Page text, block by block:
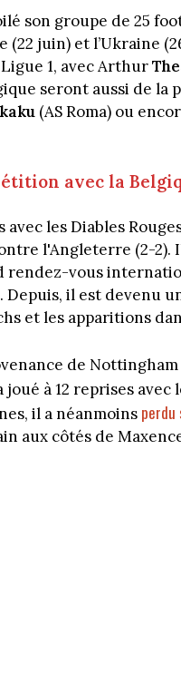
son groupe de 25
(22 juin) et l’Ukraine
1, avec Arthur
seront aussi de la
(AS Roma) ou
avec la
avec les Diables
l'Angleterre (2-2).
rendez-vous
Depuis, il est devenu
et les apparitions
de Nottingham
joué à 12 reprises
il a néanmoins perdu
aux côtés de